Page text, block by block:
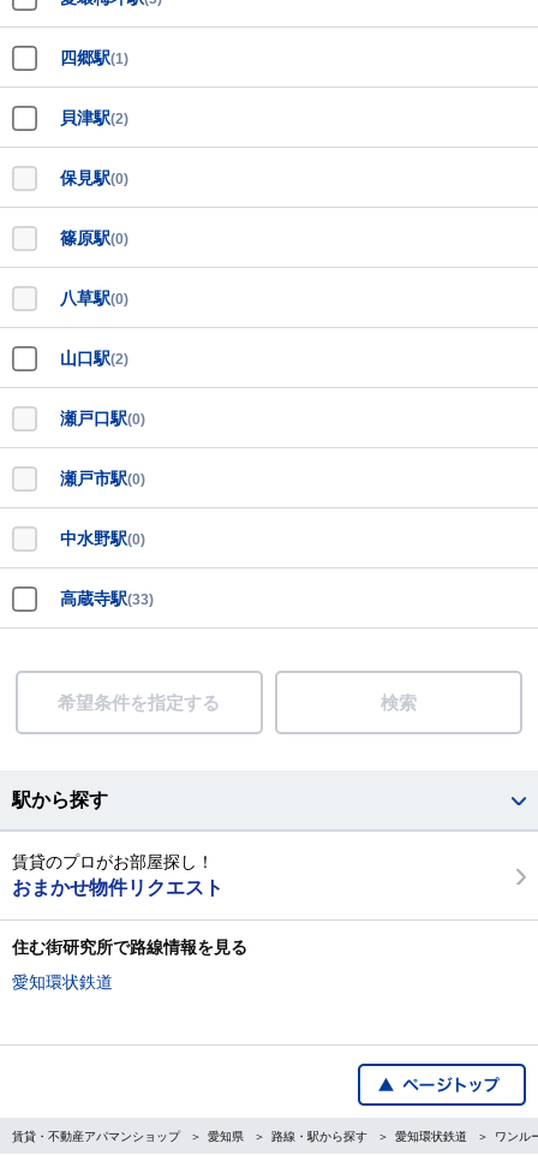
四郷駅(1)
貝津駅(2)
保見駅(0)
篠原駅(0)
八草駅(0)
山口駅(2)
瀬戸口駅(0)
瀬戸市駅(0)
中水野駅(0)
高蔵寺駅(33)
希望条件を指定する 検索
駅から探す
賃貸のプロがお部屋探し！
おまかせ物件リクエスト
住む街研究所で路線情報を見る
愛知環状鉄道
賃貸・不動産アパマンショップ 愛知県 路線・駅から探す 愛知環状鉄道 ワンル